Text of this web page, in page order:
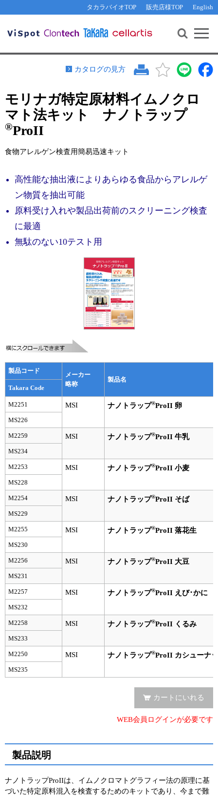
タカラバイオTOP 販売店様TOP English
機能解析・サイレンシング
PCR・等温増幅
リアルタイムPCR（qPCR）
テクニカルサポートライン
その他 ライセンスに関するご相談
遺伝子組換え生物該当製品
研究支援ツール
Cut-Site Navigator 制限酵素切断サイトの検索
In-Fusion Cloning プライマー設計
抗体検索サイト
リアルタイムPCR（インターカレーター法）
プライマー検索・注文
リアルタイムPCR （プローブ法）
プライマー・プローブ検索・注文
機器ソフトウェア・ベクター配列ダウンロード
ラーニングセンター
リアルタイムPCR実験ガイド
遺伝子検査ガイド（食品・水質・家畜他）
幹細胞・再生医療研究ガイド
クローニング実験ガイド
細胞選択ガイド
エピジェネティクス実験ガイド
RNAi実験ガイド
アプリケーションノート
プロトコール集
ユーザーズボイス集
動画ライブラリー
Q&A
お問い合わせ WEB会員登録
カタログの見方
モリナガ特定原材料イムノクロ
マト法キット ナノトラップ
®ProII
食物アレルゲン検査用簡易迅速キット
高性能な抽出液によりあらゆる食品からアレルゲ
ン物質を抽出可能
原料受け入れや製品出荷前のスクリーニング検査
に最適
無駄のない10テスト用
製品コード
メーカー
略称
製品名
Takara Code
M2251 MSI ナノトラップ®ProII 卵
MS226
M2259 MSI ナノトラップ®ProII 牛乳
MS234
M2253 MSI ナノトラップ®ProII 小麦
MS228
M2254 MSI ナノトラップ®ProII そば
MS229
M2255 MSI ナノトラップ®ProII 落花生
MS230
M2256 MSI ナノトラップ®ProII 大豆
MS231
M2257 MSI ナノトラップ®ProII えび･かに
MS232
M2258 MSI ナノトラップ®ProII くるみ
MS233
M2250 MSI ナノトラップ®ProII カシューナ
MS235
カートにいれる
WEB会員ログインが必要です
製品説明
ナノトラップProIIは、イムノクロマトグラフィー法の原理に基
づいた特定原料混入を検査するためのキットであり、今まで難